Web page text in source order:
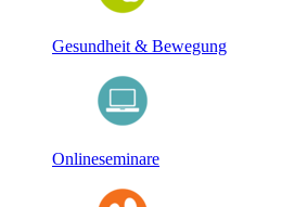
Gesundheit & Bewegung
Onlineseminare